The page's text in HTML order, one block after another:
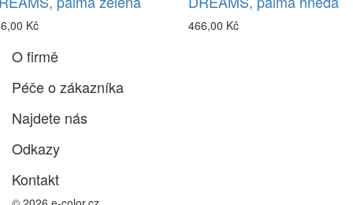
Kč 466,00 Kč
O firmě
Péče o zákazníka
Najdete nás
Odkazy
Kontakt